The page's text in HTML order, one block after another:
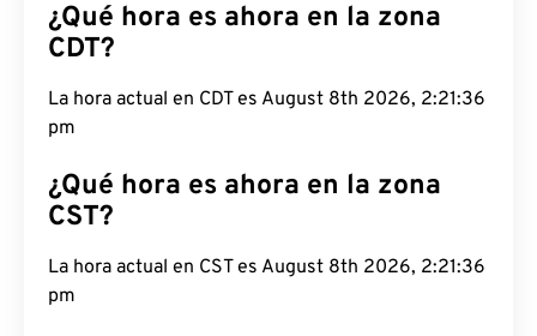
¿Qué hora es ahora en la zona
CDT?
La hora actual en CDT es August 8th 2026, 2:21:37
pm
¿Qué hora es ahora en la zona
CST?
La hora actual en CST es August 8th 2026, 2:21:37
pm